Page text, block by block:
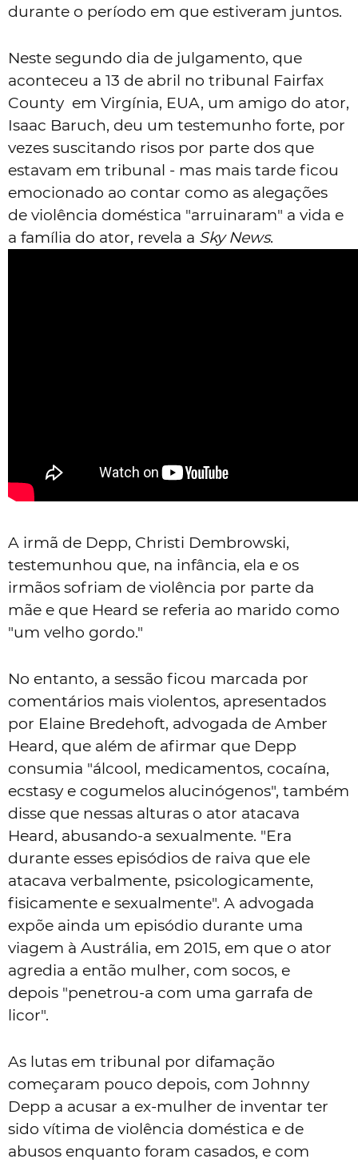
durante o período em que estiveram juntos.
Neste segundo dia de julgamento, que
aconteceu a 13 de abril no tribunal Fairfax
County em Virgínia, EUA, um amigo do ator,
Isaac Baruch, deu um testemunho forte, por
vezes suscitando risos por parte dos que
estavam em tribunal - mas mais tarde ficou
emocionado ao contar como as alegações
de violência doméstica "arruinaram" a vida e
a família do ator, revela a Sky News.
A irmã de Depp, Christi Dembrowski,
testemunhou que, na infância, ela e os
irmãos sofriam de violência por parte da
mãe e que Heard se referia ao marido como
"um velho gordo."
No entanto, a sessão ficou marcada por
comentários mais violentos, apresentados
por Elaine Bredehoft, advogada de Amber
Heard, que além de afirmar que Depp
consumia "álcool, medicamentos, cocaína,
ecstasy e cogumelos alucinógenos", também
disse que nessas alturas o ator atacava
Heard, abusando-a sexualmente. "Era
durante esses episódios de raiva que ele
atacava verbalmente, psicologicamente,
fisicamente e sexualmente". A advogada
expõe ainda um episódio durante uma
viagem à Austrália, em 2015, em que o ator
agredia a então mulher, com socos, e
depois "penetrou-a com uma garrafa de
licor".
As lutas em tribunal por difamação
começaram pouco depois, com Johnny
Depp a acusar a ex-mulher de inventar ter
sido vítima de violência doméstica e de
abusos enquanto foram casados, e com